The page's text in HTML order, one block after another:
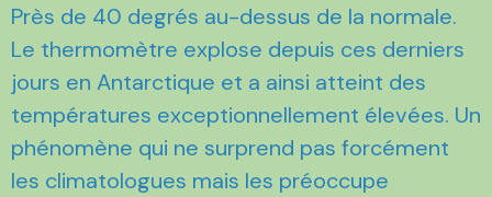
Près de 40 degrés au-dessus de la normale.
Le thermomètre explose depuis ces derniers
jours en Antarctique et a ainsi atteint des
températures exceptionnellement élevées. Un
phénomène qui ne surprend pas forcément
les climatologues mais les préoccupe